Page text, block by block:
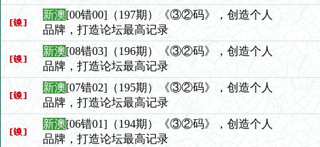
新澳[00错00]（197期）《③②码》，创造个人
品牌，打造论坛最高记录
新澳[08错03]（196期）《③②码》，创造个人
品牌，打造论坛最高记录
新澳[07错02]（195期）《③②码》，创造个人
品牌，打造论坛最高记录
新澳[06错01]（194期）《③②码》，创造个人
品牌，打造论坛最高记录